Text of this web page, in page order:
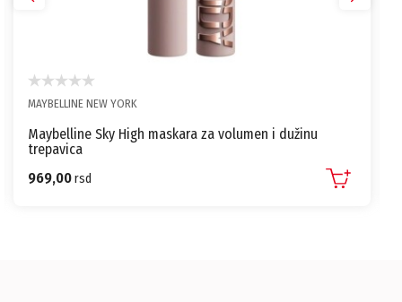
MAYBELLINE NEW YORK
Maybelline Sky High maskara za volumen i dužinu
trepavica
969,00rsd